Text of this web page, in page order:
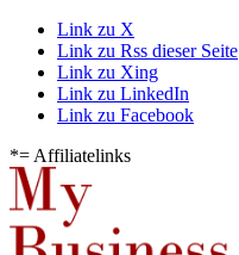
Link zu X
Link zu Rss dieser Seite
Link zu Xing
Link zu LinkedIn
Link zu Facebook
*= Affiliatelinks